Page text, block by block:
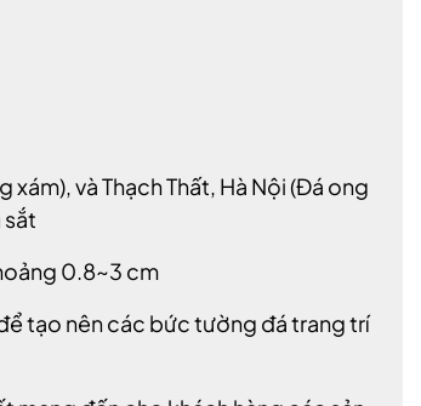
và Thạch Thất, Hà Nội (Đá ong
sắt
0.8~3 cm
tạo nên các bức tường đá trang trí